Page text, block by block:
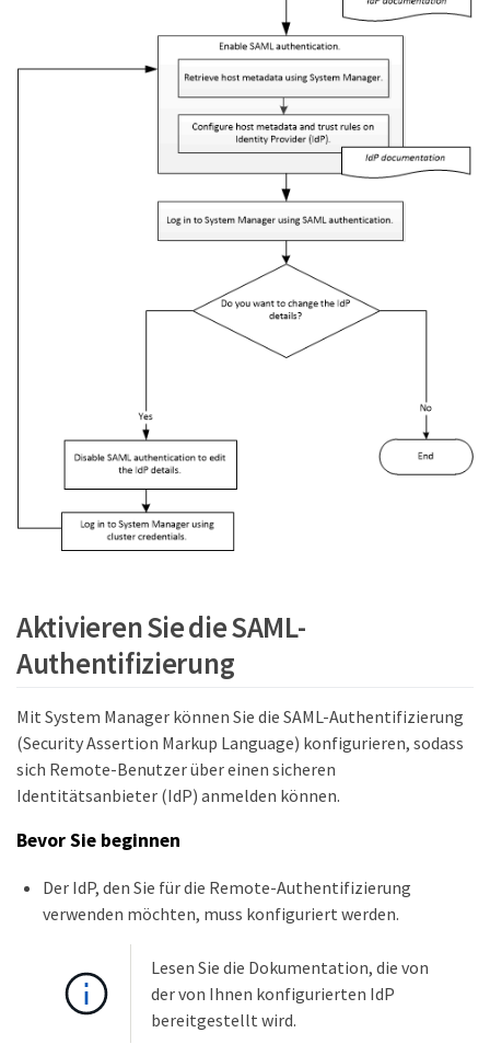
Aktivieren Sie die SAML-
Authentifizierung
Mit System Manager können Sie die SAML-Authentifizierung
(Security Assertion Markup Language) konfigurieren, sodass
sich Remote-Benutzer über einen sicheren
Identitätsanbieter (IdP) anmelden können.
Bevor Sie beginnen
Der IdP, den Sie für die Remote-Authentifizierung
verwenden möchten, muss konfiguriert werden.
Lesen Sie die Dokumentation, die von
der von Ihnen konfigurierten IdP
bereitgestellt wird.